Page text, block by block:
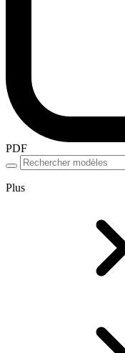
PDF
Plus